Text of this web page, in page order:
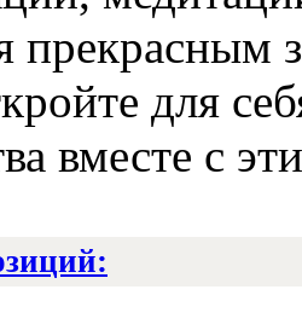
прекрасным
для
вместе с